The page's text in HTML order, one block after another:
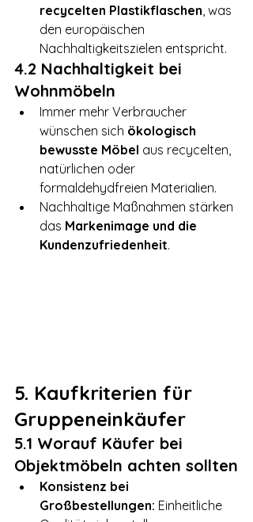
recycelten Plastikflaschen , was
den europäischen
Nachhaltigkeitszielen entspricht.
4.2 Nachhaltigkeit bei
Wohnmöbeln
Immer mehr Verbraucher
wünschen sich ökologisch
bewusste Möbel aus recycelten,
natürlichen oder
formaldehydfreien Materialien.
Nachhaltige Maßnahmen stärken
das Markenimage und die
Kundenzufriedenheit.
5. Kaufkriterien für
Gruppeneinkäufer
5.1 Worauf Käufer bei
Objektmöbeln achten sollten
Konsistenz bei
Großbestellungen: Einheitliche